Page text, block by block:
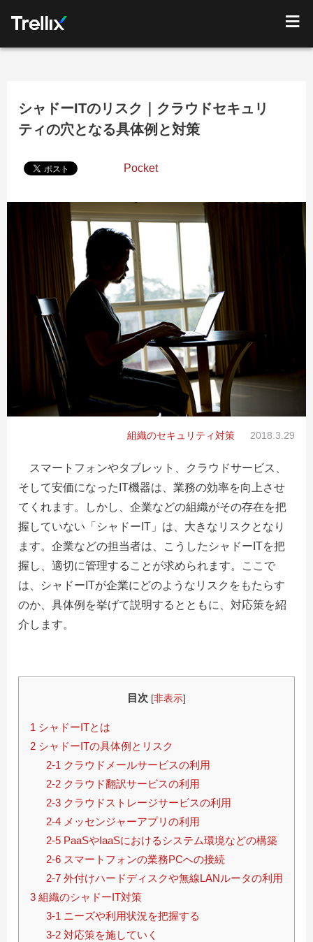
シャドーITのリスク｜クラウドセキュリ
ティの穴となる具体例と対策
Pocket
組織のセキュリティ対策 2018.3.29
スマートフォンやタブレット、クラウドサービス、
そして安価になったIT機器は、業務の効率を向上させ
てくれます。しかし、企業などの組織がその存在を把
握していない「シャドーIT」は、大きなリスクとなり
ます。企業などの担当者は、こうしたシャドーITを把
握し、適切に管理することが求められます。ここで
は、シャドーITが企業にどのようなリスクをもたらす
のか、具体例を挙げて説明するとともに、対応策を紹
介します。
目次 [非表示]
1 シャドーITとは
2 シャドーITの具体例とリスク
2-1 クラウドメールサービスの利用
2-2 クラウド翻訳サービスの利用
2-3 クラウドストレージサービスの利用
2-4 メッセンジャーアプリの利用
2-5 PaaSやIaaSにおけるシステム環境などの構築
2-6 スマートフォンの業務PCへの接続
2-7 外付けハードディスクや無線LANルータの利用
3 組織のシャドーIT対策
3-1 ニーズや利用状況を把握する
3-2 対応策を施していく